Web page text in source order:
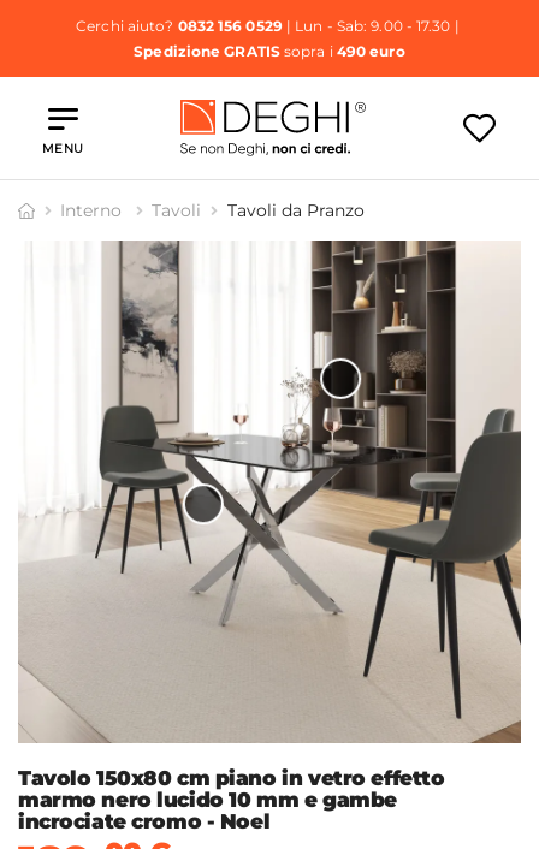
Cerchi aiuto? 0832 156 0529| Lun - Sab: 9.00 - 17.30 |
Spedizione GRATISsopra i 490 euro
MENU
Interno Tavoli Tavoli da Pranzo
Tavolo 150x80 cm piano in vetro effetto
marmo nero lucido 10 mm e gambe
incrociate cromo - Noel